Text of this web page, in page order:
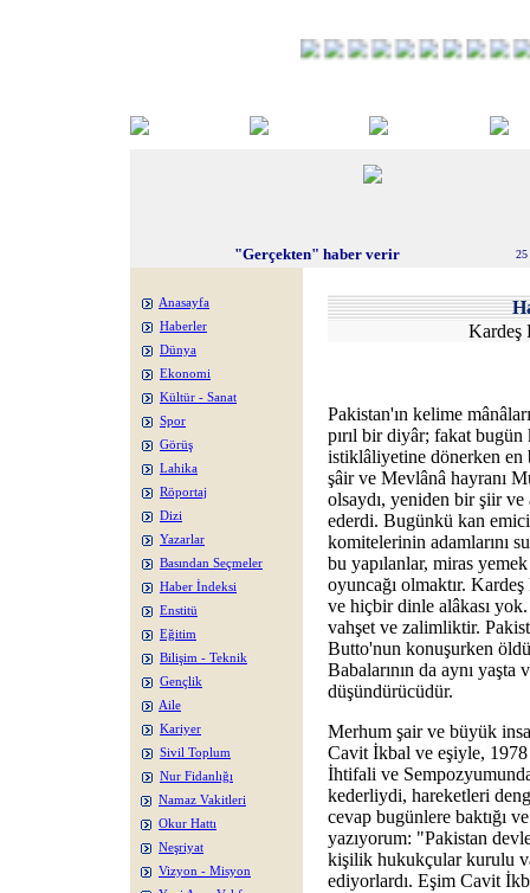
"Gerçekten" haber verir 25
Anasayfa
Haberler
Dünya
Ekonomi
Kültür - Sanat
Spor
Görüş
Lahika
Röportaj
Dizi
Yazarlar
Basından Seçmeler
Haber İndeksi
Enstitü
Eğitim
Bilişim - Teknik
Gençlik
Aile
Kariyer
Sivil Toplum
Nur Fidanlığı
Namaz Vakitleri
Okur Hattı
Neşriyat
Vizyon - Misyon
Kardeş
Pakistan'ın kelime
pırıl bir diyâr; fakat
istiklâliyetine dönerken en
şâir ve Mevlânâ hayranı
olsaydı, yeniden bir şiir ve
ederdi. Bugünkü kan
komitelerinin adamlarını
bu yapılanlar, miras
oyuncağı olmaktır.
ve hiçbir dinle alâkası
vahşet ve zalimliktir.
Butto'nun konuşurken
Babalarının da aynı
düşündürücüdür.
Merhum şair ve büyük
Cavit İkbal ve eşiyle,
İhtifali ve
kederliydi, hareketleri
cevap bugünlere baktığı
yazıyorum: "Pakistan
kişilik hukukçular kurulu
ediyorlardı. Eşim Cavit